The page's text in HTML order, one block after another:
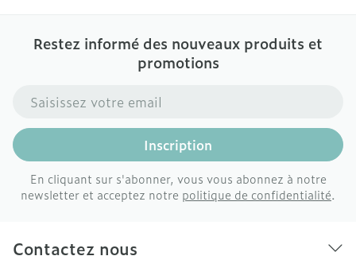
Restez informé des nouveaux produits et
promotions
Adresse mail
Inscription
En cliquant sur s'abonner, vous vous abonnez à notre
newsletter et acceptez notre politique de confidentialité.
Contactez nous